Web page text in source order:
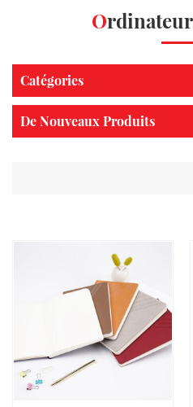
Catégories
De Nouveaux Produits